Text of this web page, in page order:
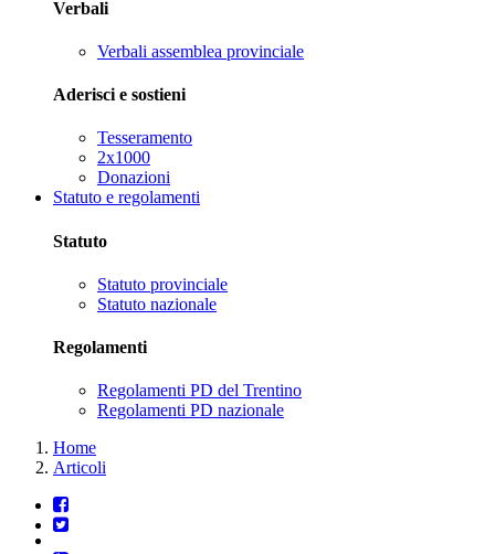
Verbali
Verbali assemblea provinciale
Aderisci e sostieni
Tesseramento
2x1000
Donazioni
Statuto e regolamenti
Statuto
Statuto provinciale
Statuto nazionale
Regolamenti
Regolamenti PD del Trentino
Regolamenti PD nazionale
Home
Articoli